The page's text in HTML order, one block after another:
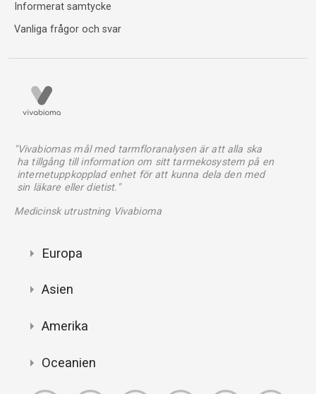
Informerat samtycke
Vanliga frågor och svar
"Vivabiomas mål med tarmfloranalysen är att alla ska
ha tillgång till information om sitt tarmekosystem på en
internetuppkopplad enhet för att kunna dela den med
sin läkare eller dietist."
Medicinsk utrustning Vivabioma
Europa
Asien
Amerika
Oceanien